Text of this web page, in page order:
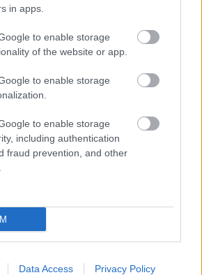
in apps.
to enable storage
of the website or app.
to enable storage
to enable storage
including authentication
fraud prevention, and other
Data Access Privacy Policy
szódabikarbónával: ezzel lesz
a vízköves csap
használod, az rendkívül magas